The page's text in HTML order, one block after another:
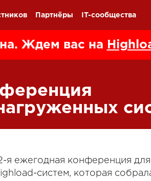
Партнёры IT-сообщества
Ждем вас на
я ежегодная конференция
систем, которая